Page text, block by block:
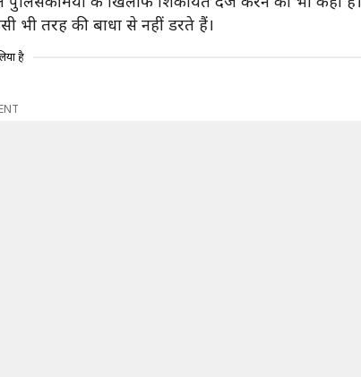
भी तरह की बाधा से नहीं डरते हैं।
है